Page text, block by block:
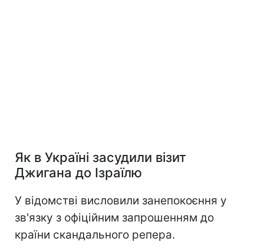
Як в Україні засудили візит
Джигана до Ізраїлю
У відомстві висловили занепокоєння у
зв'язку з офіційним запрошенням до
країни скандального репера.